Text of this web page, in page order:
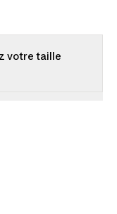
votre taille